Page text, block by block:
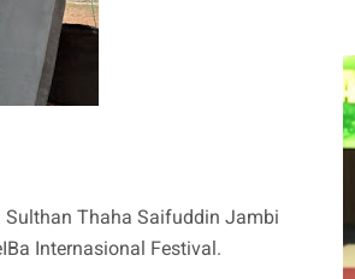
Sulthan Thaha Saifuddin Jambi
Internasional Festival.